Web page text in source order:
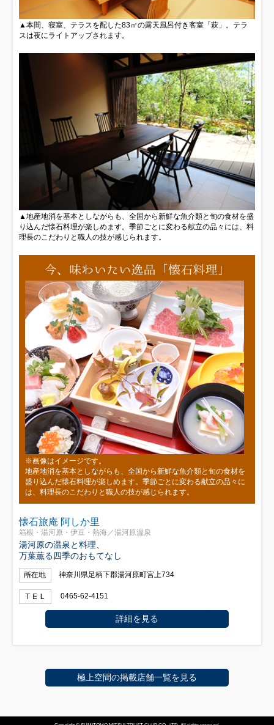
▲本間、寝室、テラスを配した83㎡の露天風呂付き客室「萩」。テラ
スは夜にライトアップされます。
▲地産地消を基本としながらも、全国から新鮮な魚介類と旬の食材を盛
り込んだ懐石料理が楽しめます。季節ごとに変わる献立の品々には、料
理長のこだわりと職人の技が感じられます。
※画像はイメージです。
地産地消を基本としながらも、全国から新鮮な魚介類と旬の食材を
盛り込んだ懐石料理が楽しめます。季節ごとに変わる献立の品々に
は、料理長のこだわりと職人の技が感じられます。
懐石旅庵 阿しか里
箱根・湯河原・伊豆・熱海／湯河原温泉
湯河原の温泉と料理、
万葉薫る四季のおもてなし
神奈川県足柄下郡湯河原町宮上734
0465-62-4151
詳細を見る
極上空間の掲載店舗一覧を見る